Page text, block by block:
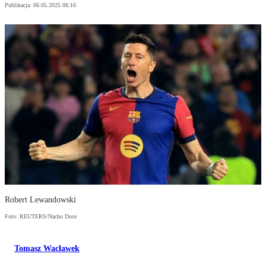
Publikacja: 06.05.2025 06:16
Robert Lewandowski
Foto: REUTERS/Nacho Doce
Tomasz Wacławek